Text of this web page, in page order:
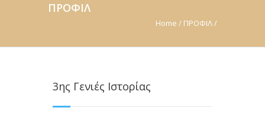
ΠΡΟΦΙΛ
Home / ΠΡΟΦΙΛ/
3ης Γενιές Ιστορίας